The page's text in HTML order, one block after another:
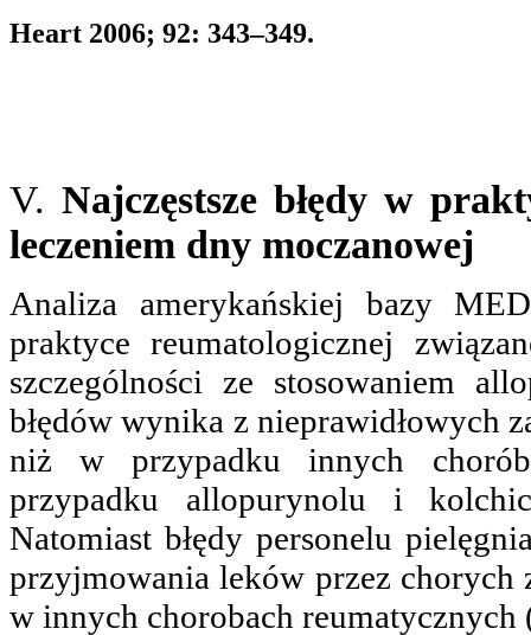
Heart 2006; 92: 343–349.
V. Najczęstsze błędy w
leczeniem dny moczanowej
Analiza amerykańskiej bazy
praktyce reumatologicznej
szczególności ze stosowaniem
błędów wynika z nieprawidłowych
niż w przypadku innych
przypadku allopurynolu i
Natomiast błędy personelu
przyjmowania leków przez chorych
w innych chorobach reumatycznych